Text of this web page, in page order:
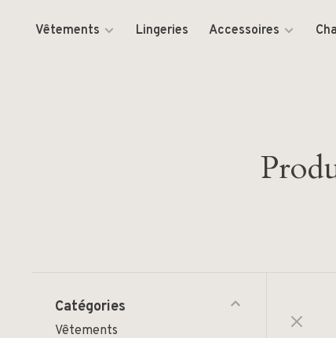
Vêtements Lingeries Accessoires
Catégories
Vêtements